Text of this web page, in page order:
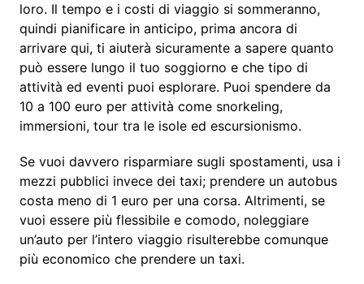
loro. Il tempo e i costi di viaggio si sommeranno,
quindi pianificare in anticipo, prima ancora di
arrivare qui, ti aiuterà sicuramente a sapere quanto
può essere lungo il tuo soggiorno e che tipo di
attività ed eventi puoi esplorare. Puoi spendere da
10 a 100 euro per attività come snorkeling,
immersioni, tour tra le isole ed escursionismo.
Se vuoi davvero risparmiare sugli spostamenti, usa i
mezzi pubblici invece dei taxi; prendere un autobus
costa meno di 1 euro per una corsa. Altrimenti, se
vuoi essere più flessibile e comodo, noleggiare
un’auto per l’intero viaggio risulterebbe comunque
più economico che prendere un taxi.